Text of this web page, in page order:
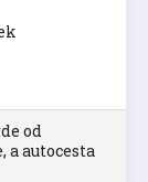
od
autocesta